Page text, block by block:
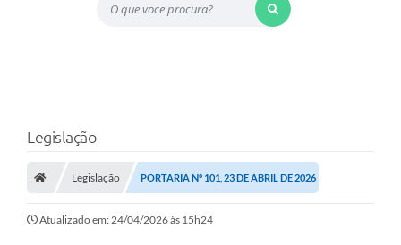
O que voce procura?
Legislação
Legislação PORTARIA Nº 101, 23 DE ABRIL DE 2026
Atualizado em: 24/04/2026 às 15h24